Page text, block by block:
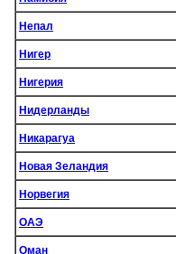
Непал
Нигер
Нигерия
Нидерланды
Никарагуа
Новая Зеландия
Норвегия
ОАЭ
Оман